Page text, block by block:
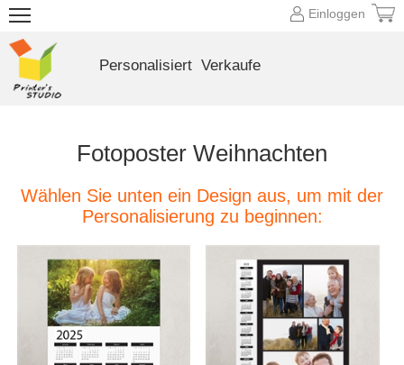
Fotoposter Weihnachten
Wählen Sie unten ein Design aus, um mit der
Personalisierung zu beginnen:
Einloggen
Personalisiert Verkaufe